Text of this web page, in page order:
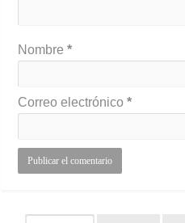
Nombre*
Correo electrónico*